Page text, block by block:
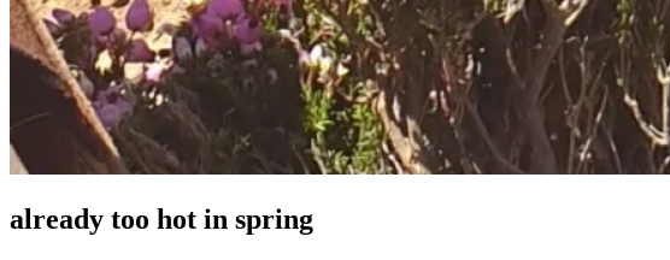
already too hot in spring